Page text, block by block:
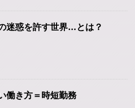
迷惑を許す世界…とは？
働き方＝時短勤務